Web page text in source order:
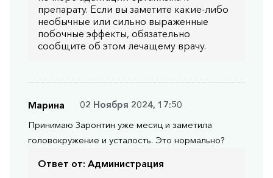
препарату. Если вы заметите какие-либо
необычные или сильно выраженные
побочные эффекты, обязательно
сообщите об этом лечащему врачу.
Марина
02 Ноября 2024, 17:50
Принимаю Заронтин уже месяц и заметила
головокружение и усталость. Это нормально?
Ответ от: Администрация